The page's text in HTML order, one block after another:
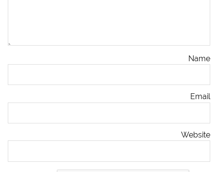
Name
Email
Website